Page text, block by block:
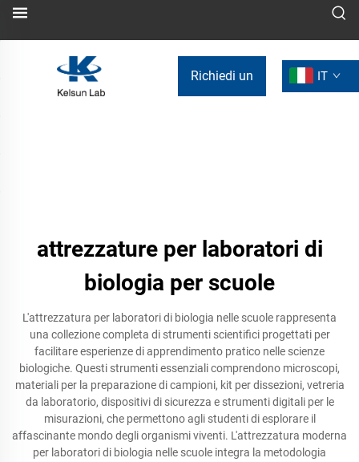
Richiedi un IT
attrezzature per laboratori di
biologia per scuole
L'attrezzatura per laboratori di biologia nelle scuole rappresenta
una collezione completa di strumenti scientifici progettati per
facilitare esperienze di apprendimento pratico nelle scienze
biologiche. Questi strumenti essenziali comprendono microscopi,
materiali per la preparazione di campioni, kit per dissezioni, vetreria
da laboratorio, dispositivi di sicurezza e strumenti digitali per le
misurazioni, che permettono agli studenti di esplorare il
affascinante mondo degli organismi viventi. L'attrezzatura moderna
per laboratori di biologia nelle scuole integra la metodologia